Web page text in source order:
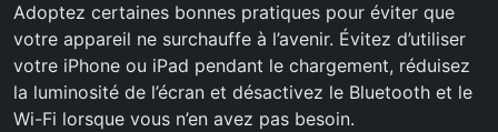
Adoptez certaines bonnes pratiques pour éviter que
votre appareil ne surchauffe à l’avenir. Évitez d’utiliser
votre iPhone ou iPad pendant le chargement, réduisez
la luminosité de l’écran et désactivez le Bluetooth et le
Wi-Fi lorsque vous n’en avez pas besoin.